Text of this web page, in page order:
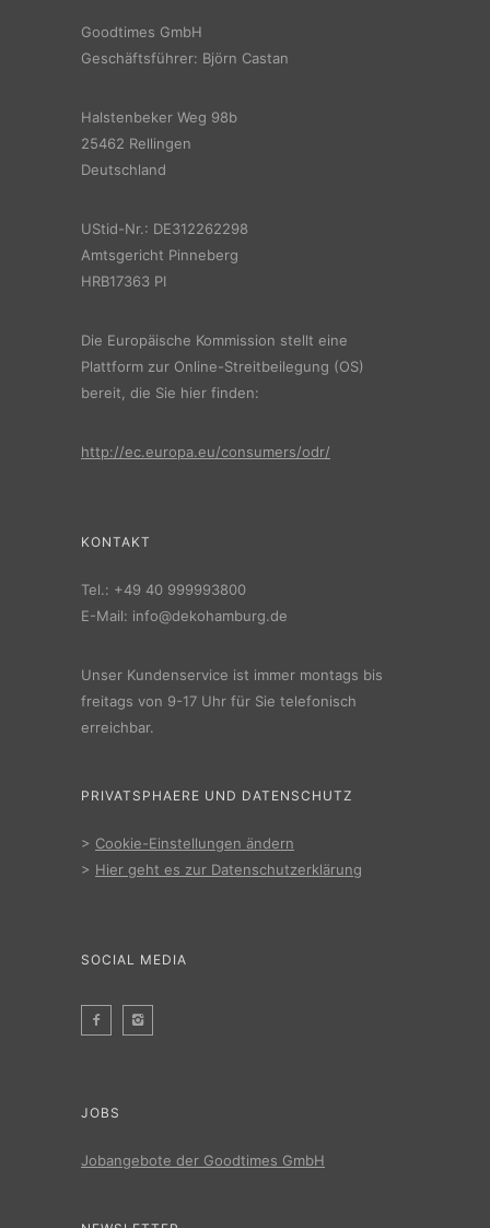
Goodtimes GmbH
Geschäftsführer: Björn Castan
Halstenbeker Weg 98b
25462 Rellingen
Deutschland
UStid-Nr.: DE312262298
Amtsgericht Pinneberg
HRB17363 PI
Die Europäische Kommission stellt eine
Plattform zur Online-Streitbeilegung (OS)
bereit, die Sie hier finden:
http://ec.europa.eu/consumers/odr/
KONTAKT
Tel.: +49 40 999993800
E-Mail: info@dekohamburg.de
Unser Kundenservice ist immer montags bis
freitags von 9-17 Uhr für Sie telefonisch
erreichbar.
PRIVATSPHAERE UND DATENSCHUTZ
> Cookie-Einstellungen ändern
> Hier geht es zur Datenschutzerklärung
SOCIAL MEDIA
JOBS
Jobangebote der Goodtimes GmbH